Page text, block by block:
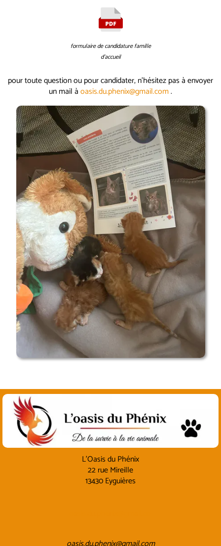
formulaire de candidature famille
d'accueil
pour toute question ou pour candidater, n'hésitez pas à envoyer
un mail àoasis.du.phenix@gmail.com.
L'Oasis du Phénix
22 rue Mireille
13430 Eyguières